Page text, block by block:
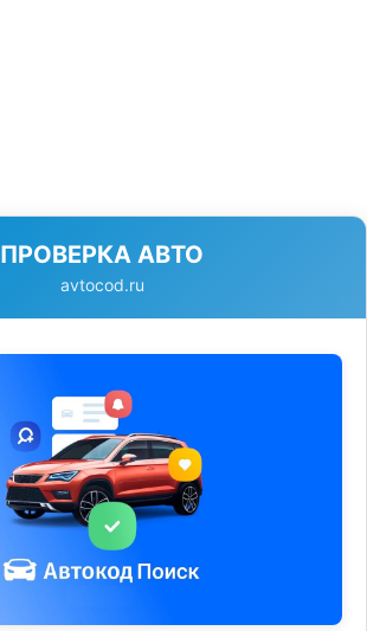
ПРОВЕРКА АВТО
avtocod.ru